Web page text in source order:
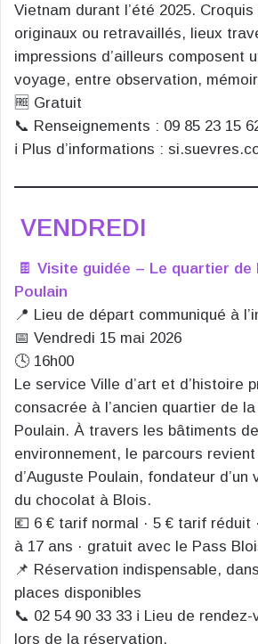
Vietnam durant l’été 2025.
originaux ou retravaillés, lieux
impressions d’ailleurs composent
voyage, entre observation,
🆓 Gratuit
📞 Renseignements : 09 85 23 15
ℹ️ Plus d’informations :
VENDREDI
🍫Visite guidée – Le quartier de
Poulain
📍 Lieu de départ communiqué à
📅 Vendredi 15 mai 2026
🕓 16h00
Le service Ville d’art et d’histoire
consacrée à l’ancien quartier de
Poulain. À travers les bâtiments
environnement, le parcours revient
d’Auguste Poulain, fondateur d’un
du chocolat à Blois.
💶 6 € tarif normal · 5 € tarif réduit
à 17 ans · gratuit avec le Pass
📌 Réservation indispensable,
places disponibles
📞 02 54 90 33 33 ℹ️ Lieu de
lors de la réservation.